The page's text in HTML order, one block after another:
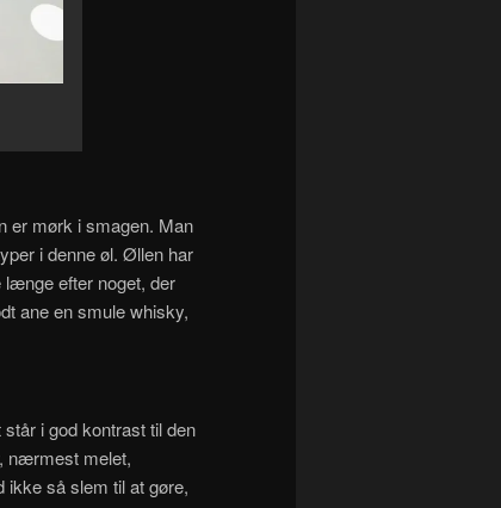
er mørk i smagen. Man
i denne øl. Øllen har
efter noget, der
ane en smule whisky,
i god kontrast til den
nærmest melet,
ikke så slem til at gøre,